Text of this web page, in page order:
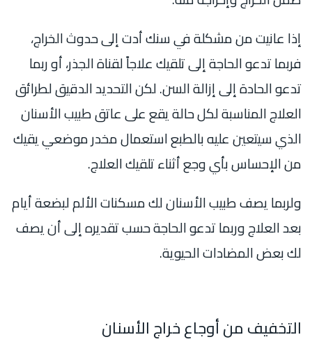
إذا عانيت من مشكلة في سنك أدت إلى حدوث الخراج،
فربما تدعو الحاجة إلى تلقيك علاجاً لقناة الجذر، أو ربما
تدعو الحادة إلى إزالة السن. لكن التحديد الدقيق لطرائق
العلاج المناسبة لكل حالة يقع على عاتق طبيب الأسنان
الذي سيتعين عليه بالطبع استعمال مخدر موضعي يقيك
من الإحساس بأي وجع أثناء تلقيك العلاج.
ولربما يصف طبيب الأسنان لك مسكنات الألم لبضعة أيام
بعد العلاج وربما تدعو الحاجة حسب تقديره إلى أن يصف
لك بعض المضادات الحيوية.
التخفيف من أوجاع خراج الأسنان